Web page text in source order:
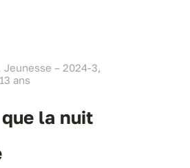
Jeunesse – 2024-3,
ans
la nuit